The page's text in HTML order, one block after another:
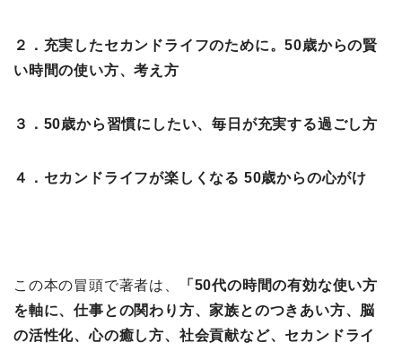
２．充実したセカンドライフのために。50歳からの賢
い時間の使い方、考え方
３．50歳から習慣にしたい、毎日が充実する過ごし方
４．セカンドライフが楽しくなる 50歳からの心がけ
この本の冒頭で著者は、
「50代の時間の有効な使い方
を軸に、仕事との関わり方、家族とのつきあい方、脳
の活性化、心の癒し方、社会貢献など、セカンドライ